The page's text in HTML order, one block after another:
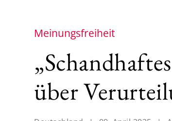
Meinungsfreiheit
über